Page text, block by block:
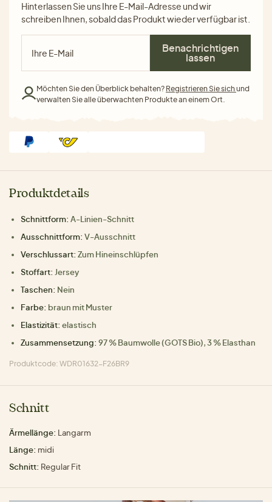
Hinterlassen Sie uns Ihre E-Mail-Adresse und wir
schreiben Ihnen, sobald das Produkt wieder verfügbar ist.
Benachrichtigen
lassen
Möchten Sie den Überblick behalten? Registrieren Sie sichund
verwalten Sie alle überwachten Produkte an einem Ort.
Produktdetails
Schnittform: A-Linien-Schnitt
Ausschnittform: V-Ausschnitt
Verschlussart: Zum Hineinschlüpfen
Stoffart: Jersey
Taschen: Nein
Farbe: braun mit Muster
Elastizität: elastisch
Zusammensetzung: 97 % Baumwolle (GOTS Bio), 3 % Elasthan
Produktcode: WDR01632-F26BR9
Schnitt
Ärmellänge: Langarm
Länge: midi
Schnitt: Regular Fit